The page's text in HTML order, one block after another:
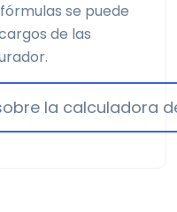
se puede
de las
la calculadora